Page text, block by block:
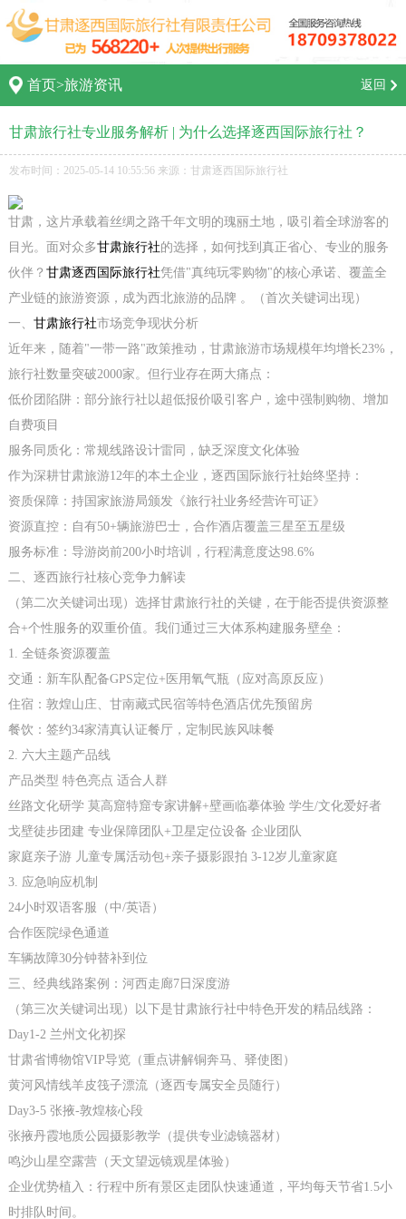
首页>旅游资讯 返回
甘肃旅行社专业服务解析 | 为什么选择逐西国际旅行社？
发布时间：2025-05-14 10:55:56 来源：甘肃逐西国际旅行社
甘肃，这片承载着丝绸之路千年文明的瑰丽土地，吸引着全球游客的
目光。面对众多甘肃旅行社的选择，如何找到真正省心、专业的服务
伙伴？ 甘肃逐西国际旅行社凭借"真纯玩零购物"的核心承诺、覆盖全
产业链的旅游资源，成为西北旅游的品牌 。（首次关键词出现）
一、 甘肃旅行社市场竞争现状分析
近年来，随着"一带一路"政策推动，甘肃旅游市场规模年均增长23%，
旅行社数量突破2000家。但行业存在两大痛点：
低价团陷阱：部分旅行社以超低报价吸引客户，途中强制购物、增加
自费项目
服务同质化：常规线路设计雷同，缺乏深度文化体验
作为深耕甘肃旅游12年的本土企业，逐西国际旅行社始终坚持：
资质保障：持国家旅游局颁发《旅行社业务经营许可证》
资源直控：自有50+辆旅游巴士，合作酒店覆盖三星至五星级
服务标准：导游岗前200小时培训，行程满意度达98.6%
二、逐西旅行社核心竞争力解读
（第二次关键词出现）选择甘肃旅行社的关键，在于能否提供资源整
合+个性服务的双重价值。我们通过三大体系构建服务壁垒：
1. 全链条资源覆盖
交通：新车队配备GPS定位+医用氧气瓶（应对高原反应）
住宿：敦煌山庄、甘南藏式民宿等特色酒店优先预留房
餐饮：签约34家清真认证餐厅，定制民族风味餐
2. 六大主题产品线
产品类型 特色亮点 适合人群
丝路文化研学 莫高窟特窟专家讲解+壁画临摹体验 学生/文化爱好者
戈壁徒步团建 专业保障团队+卫星定位设备 企业团队
家庭亲子游 儿童专属活动包+亲子摄影跟拍 3-12岁儿童家庭
3. 应急响应机制
24小时双语客服（中/英语）
合作医院绿色通道
车辆故障30分钟替补到位
三、经典线路案例：河西走廊7日深度游
（第三次关键词出现）以下是甘肃旅行社中特色开发的精品线路：
Day1-2 兰州文化初探
甘肃省博物馆VIP导览（重点讲解铜奔马、驿使图）
黄河风情线羊皮筏子漂流（逐西专属安全员随行）
Day3-5 张掖-敦煌核心段
张掖丹霞地质公园摄影教学（提供专业滤镜器材）
鸣沙山星空露营（天文望远镜观星体验）
企业优势植入：行程中所有景区走团队快速通道，平均每天节省1.5小
时排队时间。